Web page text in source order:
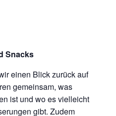
Snacks
einen Blick zurück auf
gemeinsam, was
ist und wo es vielleicht
gibt. Zudem